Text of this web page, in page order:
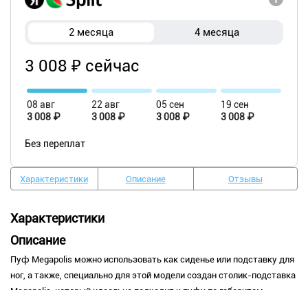
2 месяца 4 месяца
3 008 ₽ сейчас
08 авг
3 008 ₽
22 авг
3 008 ₽
05 сен
3 008 ₽
19 сен
3 008 ₽
Без переплат
Характеристики Описание Отзывы
Характеристики
Описание
Пуф Megapolis можно использовать как сиденье или подставку для
ног, а также, специально для этой модели создан столик-подставка